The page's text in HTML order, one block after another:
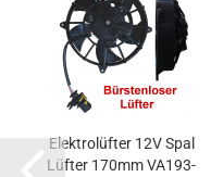
Elektrolüfter 12V Spal
Lüfter 170mm VA193-